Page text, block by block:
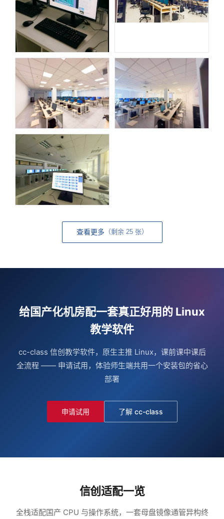
查看更多 （剩余 25 张）
给国产化机房配一套真正好用的 Linux
教学软件
cc-class 信创教学软件，原生主推 Linux，课前课中课后
全流程 —— 申请试用，体验师生端共用一个安装包的省心
部署
申请试用 了解 cc-class
信创适配一览
全栈适配国产 CPU 与操作系统，一套母盘镜像通管异构终